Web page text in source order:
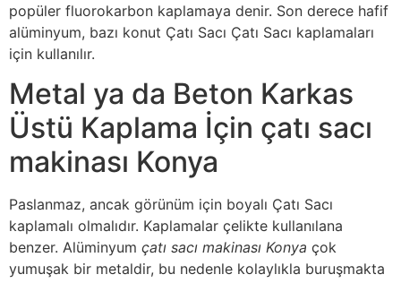
popüler fluorokarbon kaplamaya denir. Son derece hafif
alüminyum, bazı konut Çatı Sacı Çatı Sacı kaplamaları
için kullanılır.
Metal ya da Beton Karkas
Üstü Kaplama İçin çatı sacı
makinası Konya
Paslanmaz, ancak görünüm için boyalı Çatı Sacı
kaplamalı olmalıdır. Kaplamalar çelikte kullanılana
benzer. Alüminyum çatı sacı makinası Konya çok
yumuşak bir metaldir, bu nedenle kolaylıkla buruşmakta